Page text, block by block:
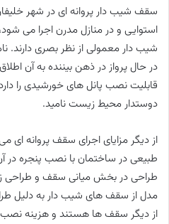
سقف شیب دار پروانه ای در شهر
استوایی و در منازل مدرن اجرا می
شیب دار معمولی از نظر بصری دارند.
در حال پرواز در ذهن بیننده به آن
قابلیت نصب پانل های خورشیدی را
دوستدار محیط زیست نامید.
از دیگر مزایای اجرای سقف پروانه ای
طبیعی در ساختمان با نصب پنجره در
طراحی در بخش میانی سقف و طراحی
مدل از سقف های شیب دار به دلیل
از دیگر سقف ها هستند و هزینه نصب و